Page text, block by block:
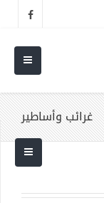
غرائب وأساطير